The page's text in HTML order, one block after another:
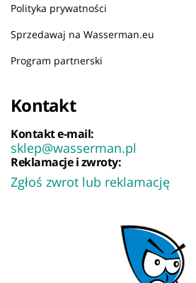
Polityka prywatności
Sprzedawaj na Wasserman.eu
Program partnerski
Kontakt
Kontakt e-mail:
sklep@wasserman.pl
Reklamacje i zwroty:
Zgłoś zwrot lub reklamację